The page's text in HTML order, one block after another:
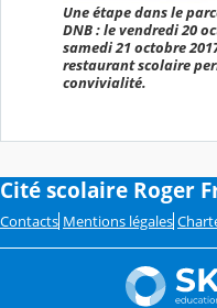
Une étape dans le
DNB : le vendredi 20
samedi 21 octobre
restaurant scolaire
convivialité.
Cité scolaire Roger
Contacts Mentions légales